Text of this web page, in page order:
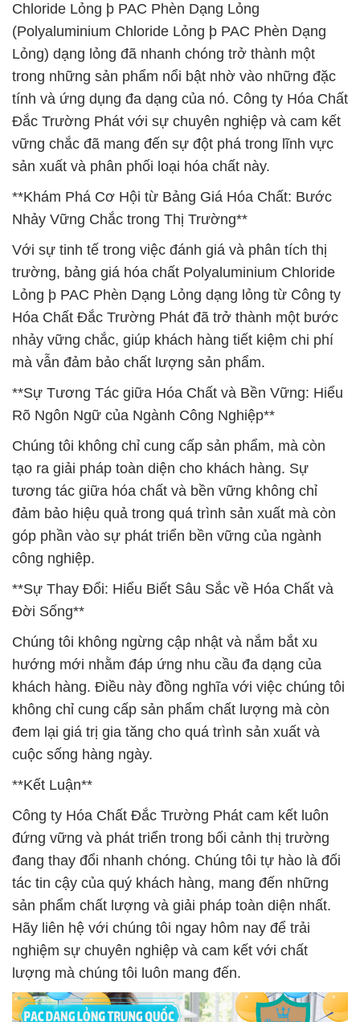
Chloride Lỏng þ PAC Phèn Dạng Lỏng
(Polyaluminium Chloride Lỏng þ PAC Phèn Dạng
Lỏng) dạng lỏng đã nhanh chóng trở thành một
trong những sản phẩm nổi bật nhờ vào những đặc
tính và ứng dụng đa dạng của nó. Công ty Hóa Chất
Đắc Trường Phát với sự chuyên nghiệp và cam kết
vững chắc đã mang đến sự đột phá trong lĩnh vực
sản xuất và phân phối loại hóa chất này.
**Khám Phá Cơ Hội từ Bảng Giá Hóa Chất: Bước
Nhảy Vững Chắc trong Thị Trường**
Với sự tinh tế trong việc đánh giá và phân tích thị
trường, bảng giá hóa chất Polyaluminium Chloride
Lỏng þ PAC Phèn Dạng Lỏng dạng lỏng từ Công ty
Hóa Chất Đắc Trường Phát đã trở thành một bước
nhảy vững chắc, giúp khách hàng tiết kiệm chi phí
mà vẫn đảm bảo chất lượng sản phẩm.
**Sự Tương Tác giữa Hóa Chất và Bền Vững: Hiểu
Rõ Ngôn Ngữ của Ngành Công Nghiệp**
Chúng tôi không chỉ cung cấp sản phẩm, mà còn
tạo ra giải pháp toàn diện cho khách hàng. Sự
tương tác giữa hóa chất và bền vững không chỉ
đảm bảo hiệu quả trong quá trình sản xuất mà còn
góp phần vào sự phát triển bền vững của ngành
công nghiệp.
**Sự Thay Đổi: Hiểu Biết Sâu Sắc về Hóa Chất và
Đời Sống**
Chúng tôi không ngừng cập nhật và nắm bắt xu
hướng mới nhằm đáp ứng nhu cầu đa dạng của
khách hàng. Điều này đồng nghĩa với việc chúng tôi
không chỉ cung cấp sản phẩm chất lượng mà còn
đem lại giá trị gia tăng cho quá trình sản xuất và
cuộc sống hàng ngày.
**Kết Luận**
Công ty Hóa Chất Đắc Trường Phát cam kết luôn
đứng vững và phát triển trong bối cảnh thị trường
đang thay đổi nhanh chóng. Chúng tôi tự hào là đối
tác tin cậy của quý khách hàng, mang đến những
sản phẩm chất lượng và giải pháp toàn diện nhất.
Hãy liên hệ với chúng tôi ngay hôm nay để trải
nghiệm sự chuyên nghiệp và cam kết với chất
lượng mà chúng tôi luôn mang đến.